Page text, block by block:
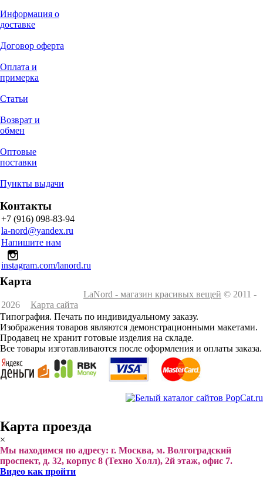
Информация о
доставке
Договор оферта
Оплата и
примерка
Статьи
Возврат и
обмен
Оптовые
поставки
Пункты выдачи
Контакты
+7 (916) 098-83-94
la-nord@yandex.ru
Напишите нам
instagram.com/lanord.ru
Карта
LaNord - магазин красивых вещей © 2011 -
2026
Карта сайта
Типография. Печать по индивидуальному заказу.
Изображения товаров являются демонстрационными макетами.
Продавец не хранит готовые изделия на складе.
Все товары изготавливаются после оформления и оплаты заказа.
Карта проезда
×
Мы находимся по адресу: г. Москва, м. Волгоградский
проспект, д. 32, корпус 8 (Техно Холл), 2й этаж, офис 7.
Видео как пройти